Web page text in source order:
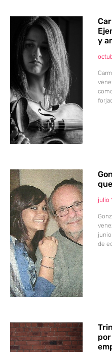
y
julio
de